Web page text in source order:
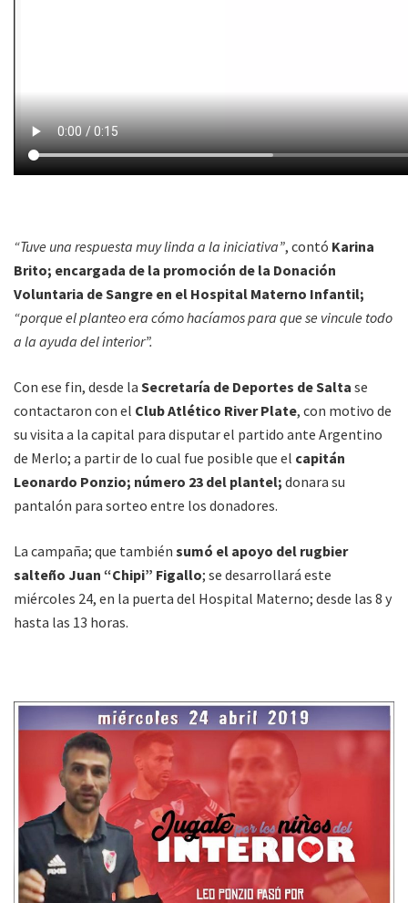
“Tuve una respuesta muy linda a la iniciativa”, contó Karina
Brito; encargada de la promoción de la Donación
Voluntaria de Sangre en el Hospital Materno Infantil;
“porque el planteo era cómo hacíamos para que se vincule todo
a la ayuda del interior”.
Con ese fin, desde la Secretaría de Deportes de Salta se
contactaron con el Club Atlético River Plate, con motivo de
su visita a la capital para disputar el partido ante Argentino
de Merlo; a partir de lo cual fue posible que el capitán
Leonardo Ponzio; número 23 del plantel; donara su
pantalón para sorteo entre los donadores.
La campaña; que también sumó el apoyo del rugbier
salteño Juan “Chipi” Figallo; se desarrollará este
miércoles 24, en la puerta del Hospital Materno; desde las 8 y
hasta las 13 horas.